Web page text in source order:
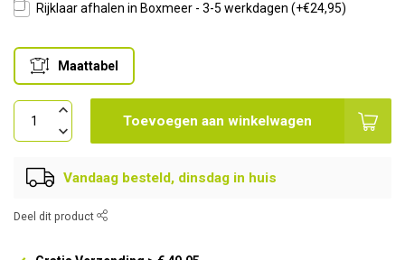
Rijklaar afhalen in Boxmeer - 3-5 werkdagen (+€24,95)
Maattabel
Toevoegen aan winkelwagen
Vandaag besteld, dinsdag in huis
Deel dit product